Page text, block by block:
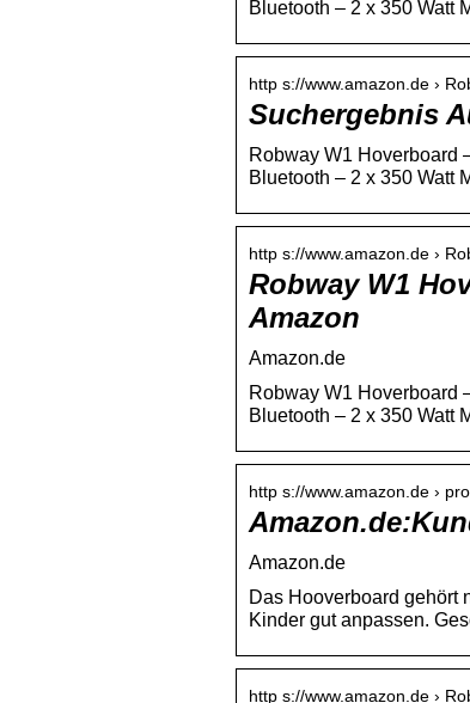
Bluetooth – 2 x 350 Watt
http s://www.amazon.de ›
Suchergebnis
Robway W1 Hoverboard
Bluetooth – 2 x 350 Watt
http s://www.amazon.de ›
Robway W1
Amazon
Amazon.de
Robway W1 Hoverboard
Bluetooth – 2 x 350 Watt
http s://www.amazon.de ›
Amazon.de
Das Hooverboard gehört
Kinder gut anpassen.
http s://www.amazon.de ›